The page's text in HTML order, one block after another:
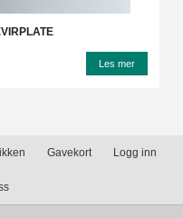
Les mer
Gavekort Logg inn